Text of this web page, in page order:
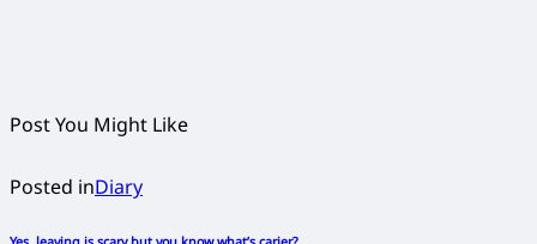
Post You Might Like
Posted inDiary